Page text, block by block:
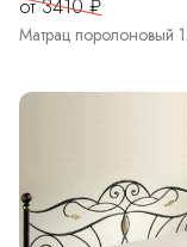
от 3410 ₽
Матрац поролоновый